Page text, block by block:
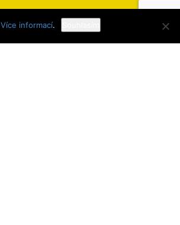
Více informací.